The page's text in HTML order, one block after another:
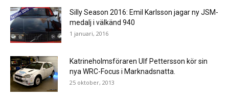
Silly Season 2016: Emil Karlsson jagar ny JSM-
medalj i välkänd 940
1 januari, 2016
Katrineholmsföraren Ulf Pettersson kör sin
nya WRC-Focus i Marknadsnatta.
25 oktober, 2013